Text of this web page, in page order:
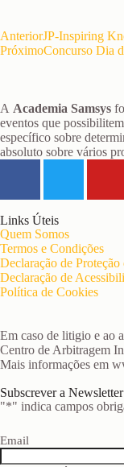
AnteriorJP-Inspiring
PróximoConcurso Dia
A Academia Samsys
eventos que
específico sobre
absoluto sobre vários
Links Úteis
Quem Somos
Termos e Condições
Declaração de Proteção
Declaração de
Política de Cookies
Em caso de litigio e ao
Centro de Arbitragem
Mais informações em
Subscrever a Newsletter
"*" indica campos
Email